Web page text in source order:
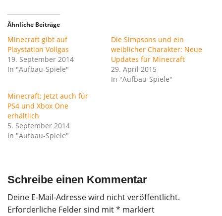
Ähnliche Beiträge
Minecraft gibt auf
Playstation Vollgas
19. September 2014
In "Aufbau-Spiele"
Die Simpsons und ein
weiblicher Charakter: Neue
Updates für Minecraft
29. April 2015
In "Aufbau-Spiele"
Minecraft: Jetzt auch für
PS4 und Xbox One
erhältlich
5. September 2014
In "Aufbau-Spiele"
Schreibe einen Kommentar
Deine E-Mail-Adresse wird nicht veröffentlicht.
Erforderliche Felder sind mit* markiert